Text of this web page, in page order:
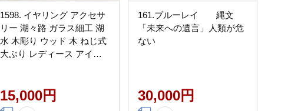
1598. イヤリング アクセサ
リー 湖々路 ガラス細工 湖
水 木彫り ウッド 木 ねじ式
大ぶり レディース アイヌ
湖 北海道 弟子屈町
15,000円
161.ブルーレイ 縄文
「未来への遺言」人類が危
ない
30,000円